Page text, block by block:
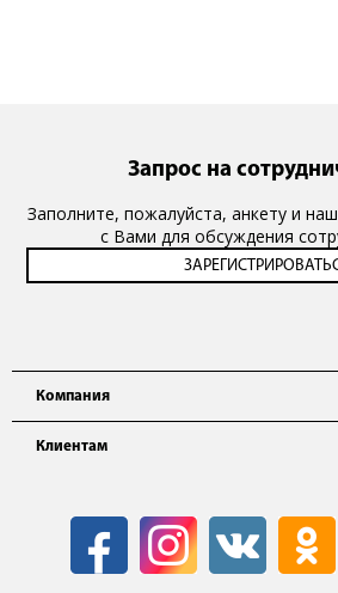
Компания
Клиентам
Запрос на
Заполните, пожалуйста, анкету и
с Вами для обсуждения